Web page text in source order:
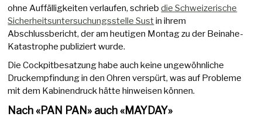
ohne Auffälligkeiten verlaufen, schriebdie Schweizerische
Sicherheitsuntersuchungsstelle Sustin ihrem
Abschlussbericht, der am heutigen Montag zu der Beinahe-
Katastrophe publiziert wurde.
Die Cockpitbesatzung habe auch keine ungewöhnliche
Druckempfindung in den Ohren verspürt, was auf Probleme
mit dem Kabinendruck hätte hinweisen können.
Nach «PAN PAN» auch «MAYDAY»